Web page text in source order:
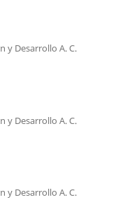
y Desarrollo A. C.
y Desarrollo A. C.
y Desarrollo A. C.